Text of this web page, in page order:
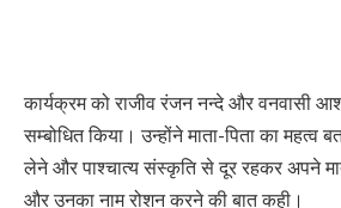
कार्यक्रम को राजीव रंजन नन्दे और वनवासी
सम्बोधित किया। उन्होंने माता-पिता का महत्व
लेने और पाश्चात्य संस्कृति से दूर रहकर अपने
और उनका नाम रोशन करने की बात कही।